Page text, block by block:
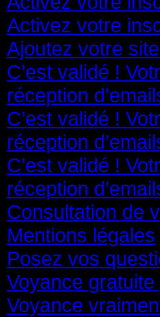
Activez votre
Ajoutez votre
C’est validé !
réception
C’est validé !
réception
C’est validé !
réception
Consultation de
Mentions légales
Posez vos
Voyance
Voyance